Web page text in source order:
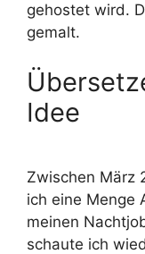
gehostet wird.
gemalt.
Idee
Zwischen März
ich eine Menge
meinen
schaute ich